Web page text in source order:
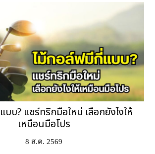
บ? แชร์ทริกมือใหม่ เลือกยังไงให้
เหมือนมือโปร
8 ส.ค. 2569